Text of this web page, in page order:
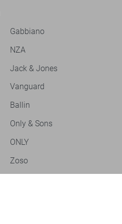
Gabbiano
NZA
Jack & Jones
Vanguard
Ballin
Only & Sons
ONLY
Zoso